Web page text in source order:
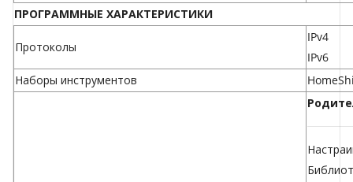
ПРОГРАММНЫЕ ХАРАКТЕРИСТИКИ
Протоколы
IPv4
IPv6
Наборы инструментов